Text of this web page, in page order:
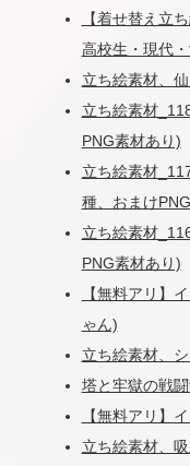
【着せ替え立
高校生・現代
立ち絵素材、
立ち絵素材
PNG素材あり)
立ち絵素材
種、おまけ
立ち絵素材
PNG素材あり)
【無料アリ】
ゃん)
立ち絵素材、
塔と牢獄の戦
【無料アリ】
立ち絵素材、